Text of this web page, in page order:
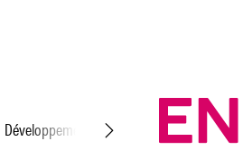
Développement durable Droit du travail